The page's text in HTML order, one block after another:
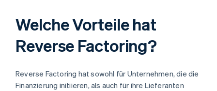
Welche Vorteile hat
Reverse Factoring?
Reverse Factoring hat sowohl für Unternehmen, die die
Finanzierung initiieren, als auch für ihre Lieferanten